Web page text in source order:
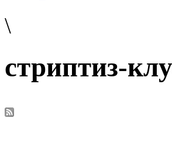
\
стриптиз-